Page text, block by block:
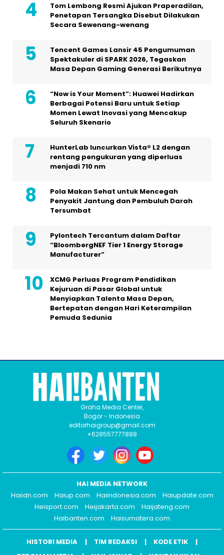
Tom Lembong Resmi Ajukan Praperadilan,
Penetapan Tersangka Disebut Dilakukan
Secara Sewenang-wenang
Tencent Games Lansir 45 Pengumuman
Spektakuler di SPARK 2026, Tegaskan
Masa Depan Gaming Generasi Berikutnya
“Now is Your Moment”: Huawei Hadirkan
Berbagai Potensi Baru untuk Setiap
Momen Lewat Inovasi yang Mencakup
Seluruh Skenario
HunterLab luncurkan Vista® L2 dengan
rentang pengukuran yang diperluas
menjadi 710 nm
Pola Makan Sehat untuk Mencegah
Penyakit Jantung dan Pembuluh Darah
Tersumbat
Pylontech Tercantum dalam Daftar
“BloombergNEF Tier 1 Energy Storage
Manufacturer”
XCMG Perluas Program Pendidikan
Kejuruan di Pasar Global untuk
Menyiapkan Talenta Masa Depan,
Bertepatan dengan Hari Keterampilan
Pemuda Sedunia
Graha Media Center,
Bogor - Indonesia
editorhaigroup@gmail.com
+628557777888
HAI MEDIA NETWORK
Haiidn.com
Haiup.com Haiindonesia.com
Haiupdate.com
Heisport.com
Heijakarta.com
Haijateng.com
Haibanten.com
Haisumatera.com
HISTORI MEDIA TIM REDAKSI
KODE ETIK